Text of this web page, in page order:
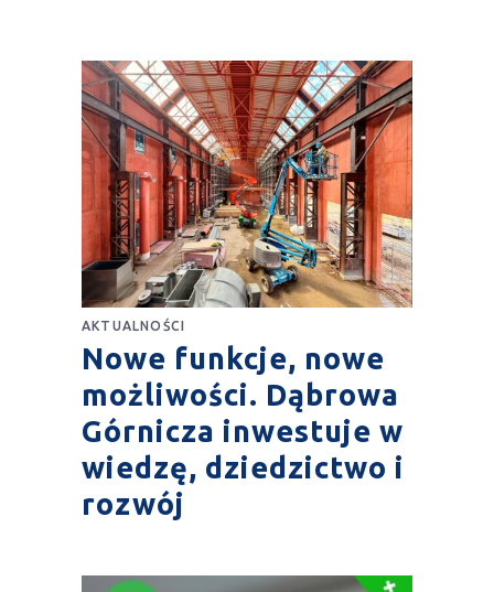
AKTUALNOŚCI
Nowe funkcje, nowe
możliwości. Dąbrowa
Górnicza inwestuje w
wiedzę, dziedzictwo i
rozwój